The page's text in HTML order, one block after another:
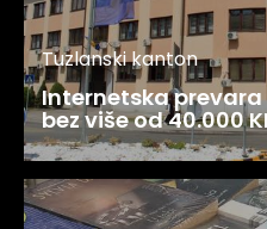
Tuzlanski kanton
Internetska prevara
bez više od 40.000